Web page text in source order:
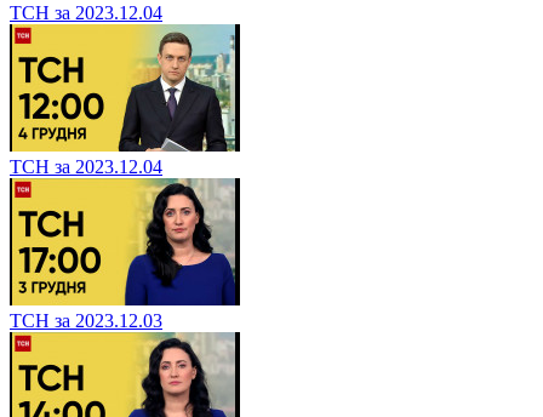
ТСН за 2023.12.04
ТСН за 2023.12.04
ТСН за 2023.12.03